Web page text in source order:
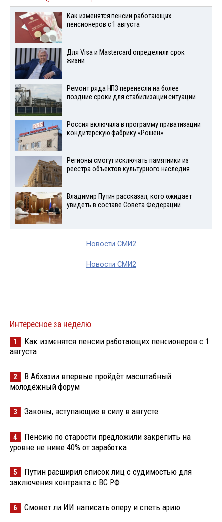
Как изменятся пенсии работающих
пенсионеров с 1 августа
Для Visа и Mastercard определили срок
жизни
Ремонт ряда НПЗ перенесли на более
поздние сроки для стабилизации ситуации
Россия включила в программу приватизации
кондитерскую фабрику «Рошен»
Регионы смогут исключать памятники из
реестра объектов культурного наследия
Владимир Путин рассказал, кого ожидает
увидеть в составе Совета Федерации
Новости СМИ2
Новости СМИ2
Интересное за неделю
1
Как изменятся пенсии работающих пенсионеров с 1
августа
2
В Абхазии впервые пройдёт масштабный
молодёжный форум
3 Законы, вступающие в силу в августе
4
Пенсию по старости предложили закрепить на
уровне не ниже 40% от заработка
5
Путин расширил список лиц с судимостью для
заключения контракта с ВС РФ
6 Сможет ли ИИ написать оперу и спеть арию